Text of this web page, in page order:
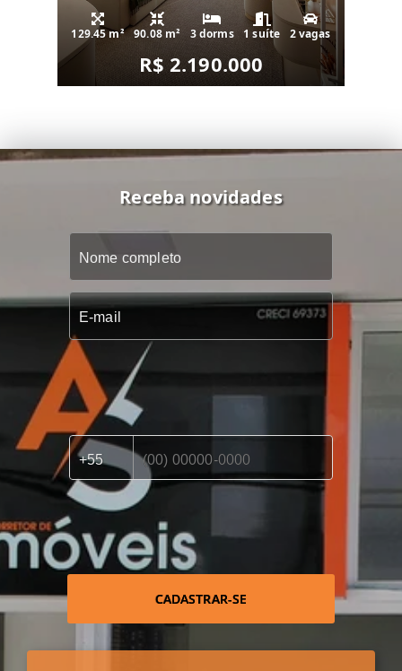
129.45 m² 90.08 m² 3 dorms 1 suíte 2 vagas
R$ 2.190.000
Receba novidades
CADASTRAR-SE